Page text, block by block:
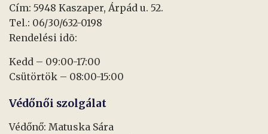
Cím: 5948 Kaszaper, Árpád u. 52.
Tel.: 06/30/632-0198
Rendelési idõ:
Kedd – 09:00-17:00
Csütörtök – 08:00-15:00
Védőnői szolgálat
Védőnő: Matuska Sára